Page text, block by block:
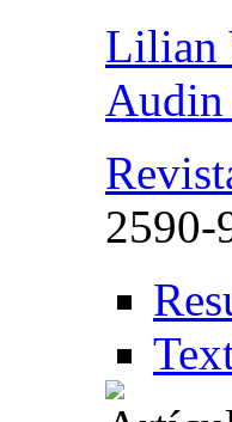
Lilian
Audin
2590-